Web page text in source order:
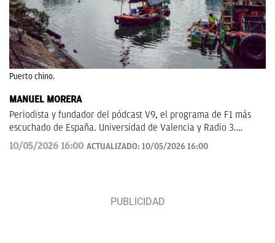
Puerto chino.
MANUEL MORERA
Periodista y fundador del pódcast V9, el programa de F1 más
escuchado de España. Universidad de Valencia y Radio 3.
Anteriormente en ElDesmarque, Levante TV y Las Provincias.
10/05/2026 16:00 ACTUALIZADO: 10/05/2026 16:00